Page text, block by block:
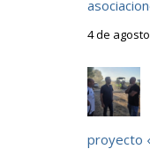
4 de
proyecto